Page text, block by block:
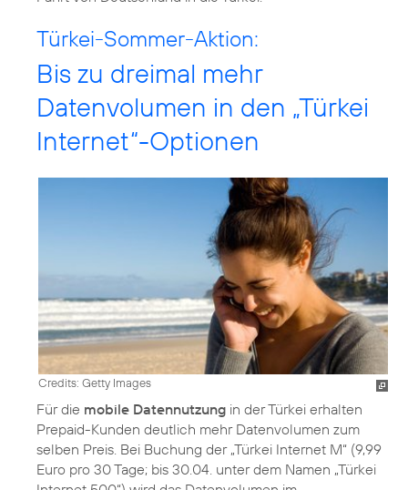
Türkei-Sommer-Aktion:
Bis zu dreimal mehr
Datenvolumen in den „Türkei
Internet“-Optionen
Credits: Getty Images
Für die mobile Datennutzung in der Türkei erhalten
Prepaid-Kunden deutlich mehr Datenvolumen zum
selben Preis. Bei Buchung der „Türkei Internet M“ (9,99
Euro pro 30 Tage; bis 30.04. unter dem Namen „Türkei